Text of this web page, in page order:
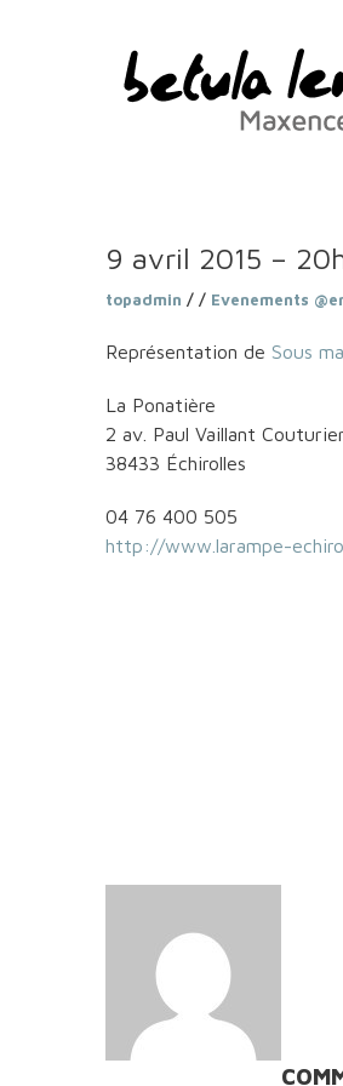
9 avril 2015 –
topadmin / / Evenements
Représentation de Sous
La Ponatière
2 av. Paul Vaillant Couturier
38433 Échirolles
04 76 400 505
http://www.larampe-